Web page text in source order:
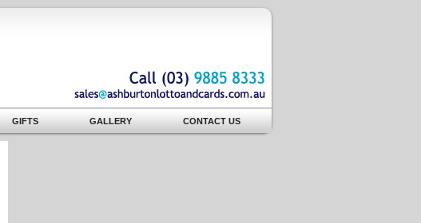
GIFTS GALLERY CONTACT US